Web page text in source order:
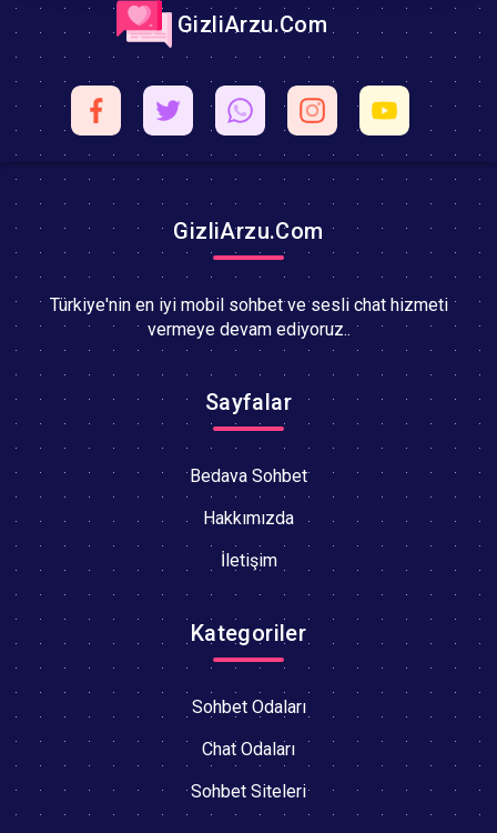
GizliArzu.Com
GizliArzu.Com
Türkiye'nin en iyi mobil sohbet ve sesli chat hizmeti
vermeye devam ediyoruz..
Sayfalar
Bedava Sohbet
Hakkımızda
İletişim
Kategoriler
Sohbet Odaları
Chat Odaları
Sohbet Siteleri